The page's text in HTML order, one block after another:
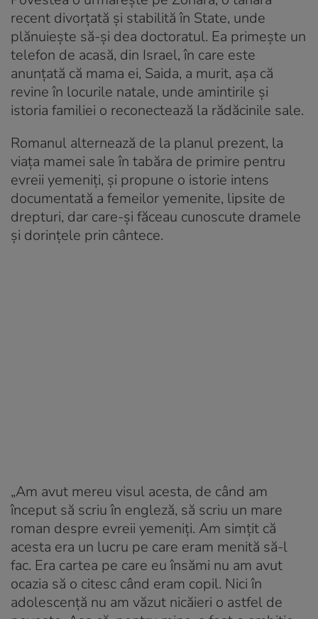
recent divorțată și stabilită în State, unde
plănuiește să-și dea doctoratul. Ea primește un
telefon de acasă, din Israel, în care este
anunțată că mama ei, Saida, a murit, așa că
revine în locurile natale, unde amintirile și
istoria familiei o reconectează la rădăcinile sale.
Romanul alternează de la planul prezent, la
viața mamei sale în tabăra de primire pentru
evreii yemeniți, și propune o istorie intens
documentată a femeilor yemenite, lipsite de
drepturi, dar care-și făceau cunoscute dramele
și dorințele prin cântece.
„Am avut mereu visul acesta, de când am
început să scriu în engleză, să scriu un mare
roman despre evreii yemeniți. Am simțit că
acesta era un lucru pe care eram menită să-l
fac. Era cartea pe care eu însămi nu am avut
ocazia să o citesc când eram copil. Nici în
adolescență nu am văzut nicăieri o astfel de